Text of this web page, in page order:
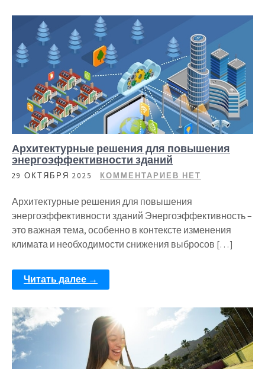
Архитектурные решения для повышения
энергоэффективности зданий
29 ОКТЯБРЯ 2025 КОММЕНТАРИЕВ НЕТ
Архитектурные решения для повышения
энергоэффективности зданий Энергоэффективность –
это важная тема, особенно в контексте изменения
климата и необходимости снижения выбросов […]
Читать далее →